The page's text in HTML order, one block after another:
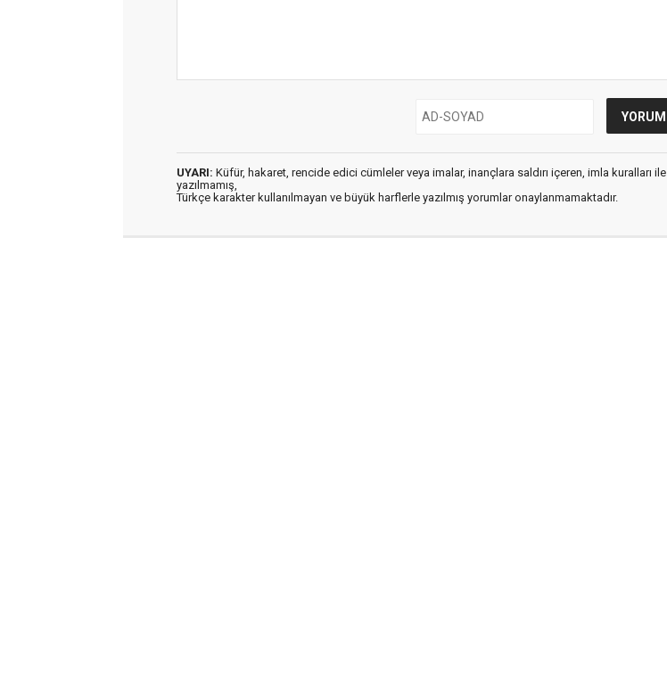
UYARI: Küfür, hakaret, rencide edici cümleler veya imalar, inançlara saldırı içeren, imla kuralları ile
yazılmamış,
Türkçe karakter kullanılmayan ve büyük harflerle yazılmış yorumlar onaylanmamaktadır.